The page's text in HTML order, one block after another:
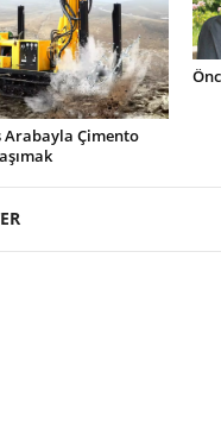
Arabayla Çimento